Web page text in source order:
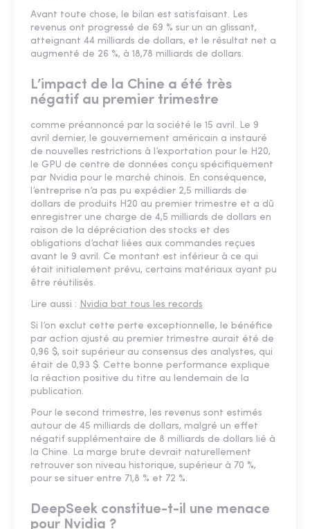
Avant toute chose, le bilan est satisfaisant. Les
revenus ont progressé de 69 % sur un an glissant,
atteignant 44 milliards de dollars, et le résultat net a
augmenté de 26 %, à 18,78 milliards de dollars.
L’impact de la Chine a été très
négatif au premier trimestre
comme préannoncé par la société le 15 avril. Le 9
avril dernier, le gouvernement américain a instauré
de nouvelles restrictions à l’exportation pour le H20,
le GPU de centre de données conçu spécifiquement
par Nvidia pour le marché chinois. En conséquence,
l’entreprise n’a pas pu expédier 2,5 milliards de
dollars de produits H20 au premier trimestre et a dû
enregistrer une charge de 4,5 milliards de dollars en
raison de la dépréciation des stocks et des
obligations d’achat liées aux commandes reçues
avant le 9 avril. Ce montant est inférieur à ce qui
était initialement prévu, certains matériaux ayant pu
être réutilisés.
Lire aussi : Nvidia bat tous les records
Si l’on exclut cette perte exceptionnelle, le bénéfice
par action ajusté au premier trimestre aurait été de
0,96 $, soit supérieur au consensus des analystes, qui
était de 0,93 $. Cette bonne performance explique
la réaction positive du titre au lendemain de la
publication.
Pour le second trimestre, les revenus sont estimés
autour de 45 milliards de dollars, malgré un effet
négatif supplémentaire de 8 milliards de dollars lié à
la Chine. La marge brute devrait naturellement
retrouver son niveau historique, supérieur à 70 %,
pour se situer entre 71,8 % et 72 %.
DeepSeek constitue-t-il une menace
pour Nvidia ?